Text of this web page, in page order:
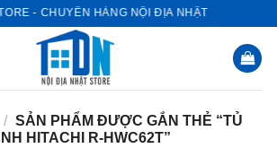
- CHUYÊN HÀNG NỘI ĐỊA NHẬT
/ SẢN PHẨM ĐƯỢC GẮN THẺ “TỦ
HITACHI R-HWC62T”